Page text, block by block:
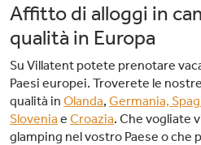
Affitto di alloggi in
qualità in Europa
Su Villatent potete prenotare
Paesi europei. Troverete le
qualità in Olanda, Germania,
Slovenia e Croazia. Che vogliate
glamping nel vostro Paese o che